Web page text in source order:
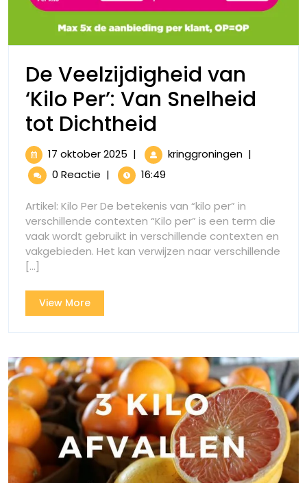
De Veelzijdigheid van
‘Kilo Per’: Van Snelheid
tot Dichtheid
Veelzijdigheid
van
‘Kilo
Per’:
Van
17 oktober 2025 17
oktober
2025
| kringgroningenDe
Per’:
Van
Snelheid
tot
|
0 Reactie | 16:49
Artikel: Kilo Per De betekenis van “kilo per” in
verschillende contexten “Kilo per” is een term die
vaak wordt gebruikt in verschillende contexten en
vakgebieden. Het kan verwijzen naar verschillende
[...]
View MoreView
More